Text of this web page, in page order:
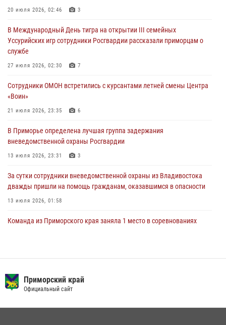
В День Крещения Руси в Князь-Владимирском храме – Главном
ходом
28 июля 2026, 10:29 3
Росгвардейцы в Приморье приняли участие в молебне,
28 июля 2026, 05:39
В Международный День тигра на открытии III семейных
службе
27 июля 2026, 02:30
20 июля 2026, 02:46 3
В Международный День тигра на открытии III семейных
Уссурийских игр сотрудники Росгвардии рассказали приморцам о
службе
27 июля 2026, 02:30 7
Сотрудники ОМОН встретились с курсантами летней смены Центра
«Воин»
21 июля 2026, 23:35 6
В Приморье определена лучшая группа задержания
вневедомственной охраны Росгвардии
13 июля 2026, 23:31 3
За сутки сотрудники вневедомственной охраны из Владивостока
дважды пришли на помощь гражданам, оказавшимся в опасности
13 июля 2026, 01:58
Команда из Приморского края заняла 1 место в соревнованиях
действия постояльца гостиницы
16 июля 2026, 01:13
Приморский край
Официальный сайт